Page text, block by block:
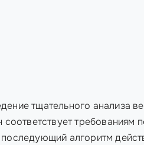
тщательного анализа
соответствует требованиям
последующий алгоритм